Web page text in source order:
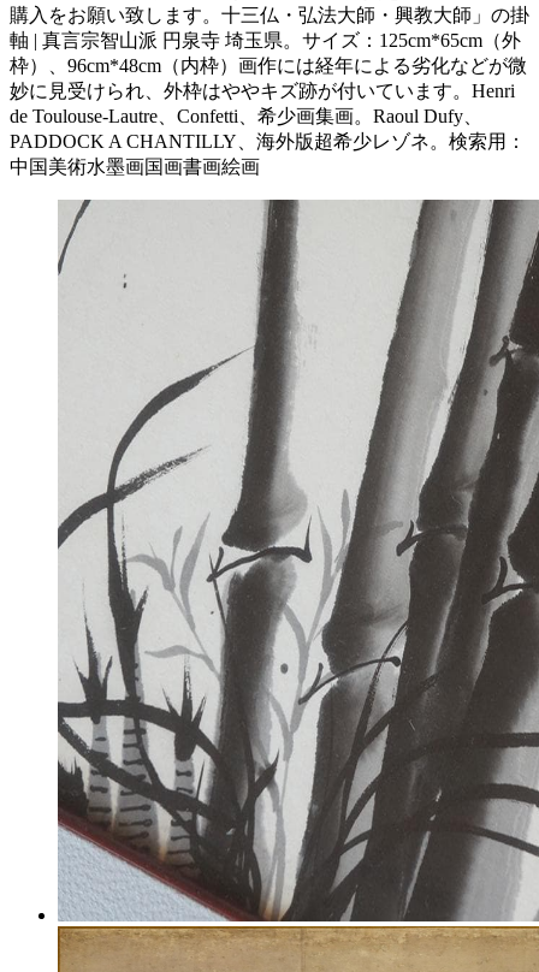
購入をお願い致します。十三仏・弘法大師・興教大師」の掛
軸 | 真言宗智山派 円泉寺 埼玉県。サイズ：125cm*65cm（外
枠）、96cm*48cm（内枠）画作には経年による劣化などが微
妙に見受けられ、外枠はややキズ跡が付いています。Henri
de Toulouse-Lautre、Confetti、希少画集画。Raoul Dufy、
PADDOCK A CHANTILLY、海外版超希少レゾネ。検索用：
中国美術水墨画国画書画絵画